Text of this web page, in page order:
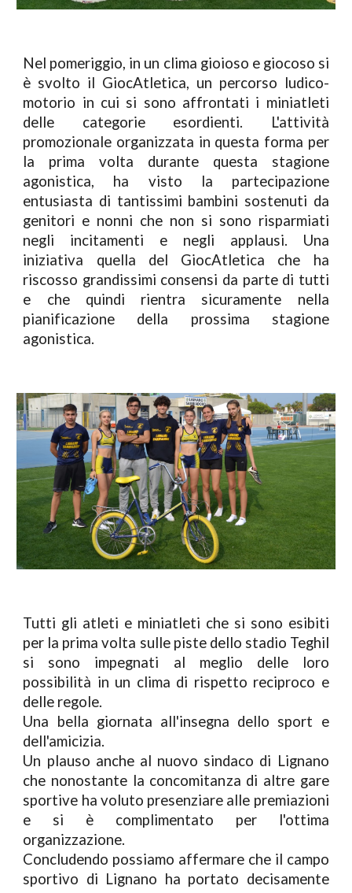
Nel pomeriggio, in un clima gioioso e giocoso si
è svolto il GiocAtletica, un percorso ludico-
motorio in cui si sono affrontati i miniatleti
delle categorie esordienti. L'attività
promozionale organizzata in questa forma per
la prima volta durante questa stagione
agonistica, ha visto la partecipazione
entusiasta di tantissimi bambini sostenuti da
genitori e nonni che non si sono risparmiati
negli incitamenti e negli applausi. Una
iniziativa quella del GiocAtletica che ha
riscosso grandissimi consensi da parte di tutti
e che quindi rientra sicuramente nella
pianificazione della prossima stagione
agonistica.
Tutti gli atleti e miniatleti che si sono esibiti
per la prima volta sulle piste dello stadio Teghil
si sono impegnati al meglio delle loro
possibilità in un clima di rispetto reciproco e
delle regole.
Una bella giornata all'insegna dello sport e
dell'amicizia.
Un plauso anche al nuovo sindaco di Lignano
che nonostante la concomitanza di altre gare
sportive ha voluto presenziare alle premiazioni
e si è complimentato per l'ottima
organizzazione.
Concludendo possiamo affermare che il campo
sportivo di Lignano ha portato decisamente